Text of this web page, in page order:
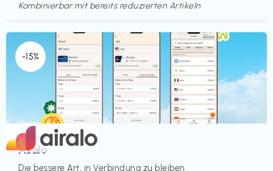
Kombinierbar mit bereits reduzierten Artikeln
-15%
Mobilfunk
Airalo
Die bessere Art, in Verbindung zu bleiben
€‎